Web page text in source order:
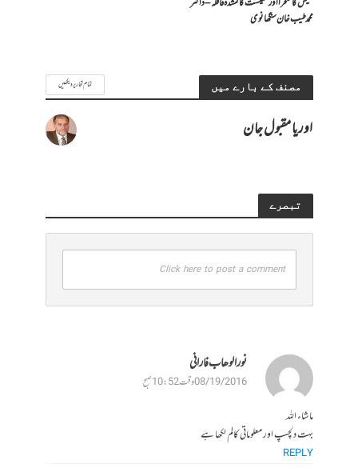
محمد طیب خان سنگھانوی
مصنف کے بارے میں تمام تحاریر دیکھیں
اوریا مقبول جان
تبصرے
Click here to post a comment
نورالوھاب فارانی
08/19/2016 وقت 10:52 صبح
ما شاء اللہ
بہت دلچسپ اور معلوماتی کالم لکھا ہے
REPLY